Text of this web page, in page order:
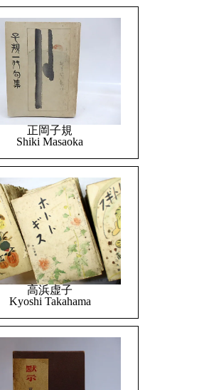
正岡子規
Shiki Masaoka
高浜虚子
Kyoshi Takahama